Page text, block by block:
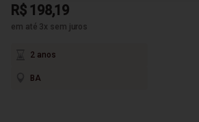
R$ 198,19
em até 3x sem juros
2 anos
BA